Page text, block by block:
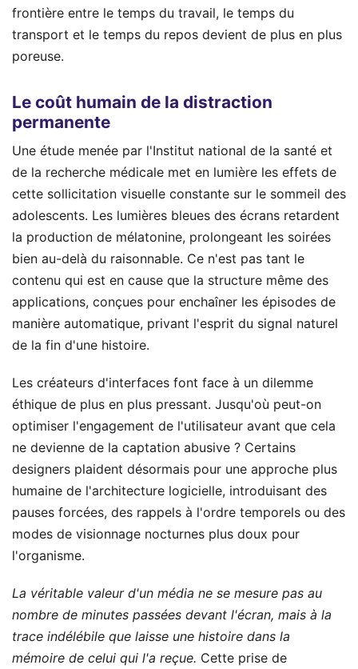
frontière entre le temps du travail, le temps du
transport et le temps du repos devient de plus en plus
poreuse.
Le coût humain de la distraction
permanente
Une étude menée par l'Institut national de la santé et
de la recherche médicale met en lumière les effets de
cette sollicitation visuelle constante sur le sommeil des
adolescents. Les lumières bleues des écrans retardent
la production de mélatonine, prolongeant les soirées
bien au-delà du raisonnable. Ce n'est pas tant le
contenu qui est en cause que la structure même des
applications, conçues pour enchaîner les épisodes de
manière automatique, privant l'esprit du signal naturel
de la fin d'une histoire.
Les créateurs d'interfaces font face à un dilemme
éthique de plus en plus pressant. Jusqu'où peut-on
optimiser l'engagement de l'utilisateur avant que cela
ne devienne de la captation abusive ? Certains
designers plaident désormais pour une approche plus
humaine de l'architecture logicielle, introduisant des
pauses forcées, des rappels à l'ordre temporels ou des
modes de visionnage nocturnes plus doux pour
l'organisme.
La véritable valeur d'un média ne se mesure pas au
nombre de minutes passées devant l'écran, mais à la
trace indélébile que laisse une histoire dans la
mémoire de celui qui l'a reçue. Cette prise de